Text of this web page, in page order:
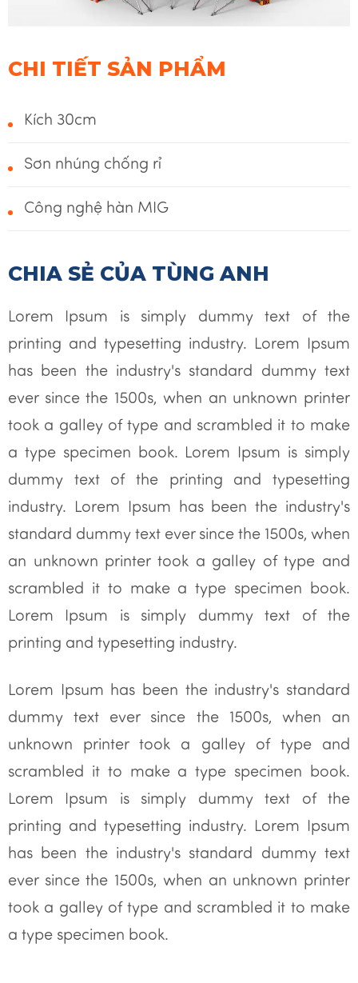
CHI TIẾT SẢN PHẨM
Kích 30cm
Sơn nhúng chống rỉ
Công nghệ hàn MIG
CHIA SẺ CỦA TÙNG ANH
Lorem Ipsum is simply dummy text of the
printing and typesetting industry. Lorem Ipsum
has been the industry's standard dummy text
ever since the 1500s, when an unknown printer
took a galley of type and scrambled it to make
a type specimen book. Lorem Ipsum is simply
dummy text of the printing and typesetting
industry. Lorem Ipsum has been the industry's
standard dummy text ever since the 1500s, when
an unknown printer took a galley of type and
scrambled it to make a type specimen book.
Lorem Ipsum is simply dummy text of the
printing and typesetting industry.
Lorem Ipsum has been the industry's standard
dummy text ever since the 1500s, when an
unknown printer took a galley of type and
scrambled it to make a type specimen book.
Lorem Ipsum is simply dummy text of the
printing and typesetting industry. Lorem Ipsum
has been the industry's standard dummy text
ever since the 1500s, when an unknown printer
took a galley of type and scrambled it to make
a type specimen book.